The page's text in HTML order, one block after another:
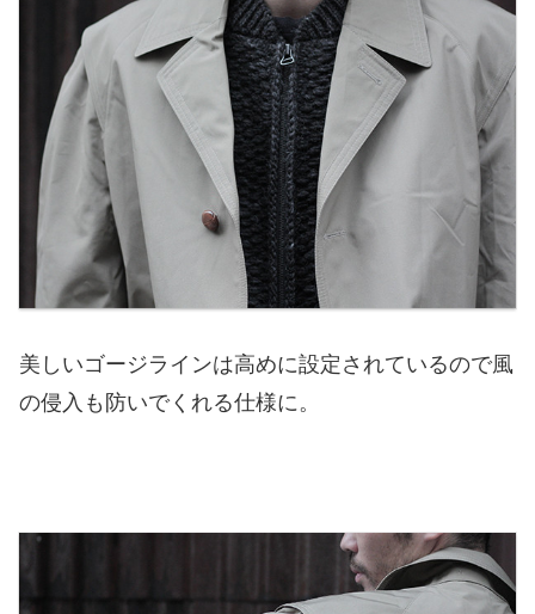
美しいゴージラインは高めに設定されているので風
の侵入も防いでくれる仕様に。